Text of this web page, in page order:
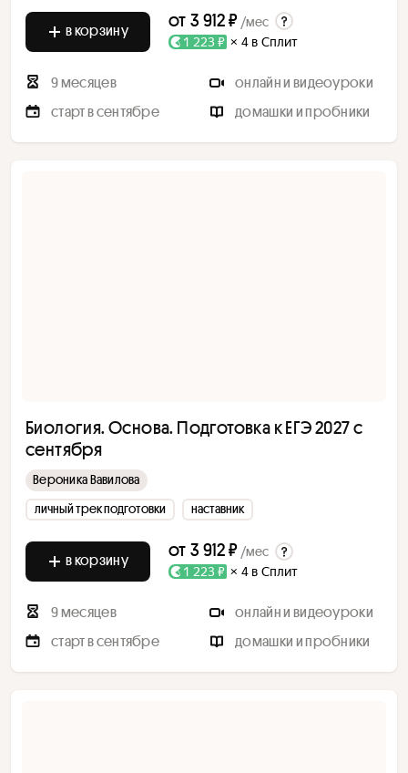
в корзину от 3 912 ₽ /мес
1 223 ₽ × 4 в Сплит
9 месяцев
онлайн и видеоуроки
старт в сентябре
домашки и пробники
Биология. Основа. Подготовка к ЕГЭ 2027 с
сентября
Вероника Вавилова
личный трек подготовки
наставник
в корзину от 3 912 ₽ /мес
1 223 ₽ × 4 в Сплит
9 месяцев
онлайн и видеоуроки
старт в сентябре
домашки и пробники